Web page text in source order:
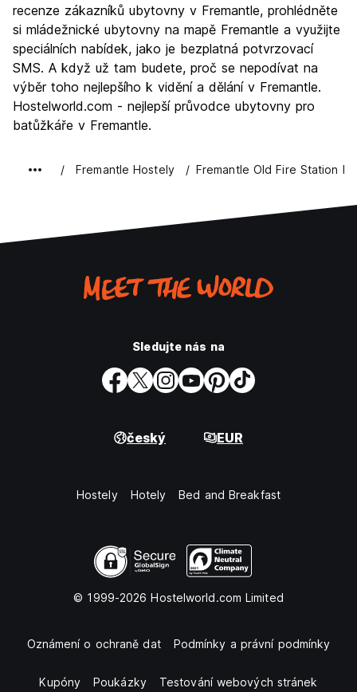
Noční život
6.8
Hodnota za peníze
5.9
recenze zákazníků ubytovny v Fremantle, prohlédněte
si mládežnické ubytovny na mapě Fremantle a využijte
speciálních nabídek, jako je bezplatná potvrzovací
SMS. A když už tam budete, proč se nepodívat na
výběr toho nejlepšího k vidění a dělání v Fremantle.
Hostelworld.com - nejlepší průvodce ubytovny pro
batůžkáře v Fremantle.
Fremantle Hostely Fremantle Old Fire Station
Sledujte nás na
český EUR
Hostely Hotely Bed and Breakfast
© 1999-2026 Hostelworld.com Limited
Oznámení o ochraně dat Podmínky a právní podmínky
Kupóny Poukázky Testování webových stránek